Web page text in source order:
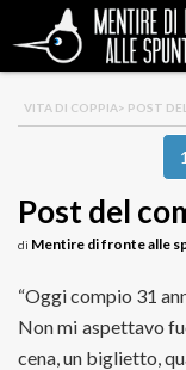
VITA DI COPPIA> POST
1
Post del
di Mentire di fronte alle
“Oggi compio 31
Non mi aspettavo
cena, un biglietto,